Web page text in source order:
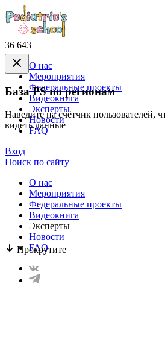
36 643
База PS по регионам
Наведите на счётчик пользователей,
видеть данные
Прокрутите
О нас
Mероприятия
Федеральные проекты
Видеокнига
Эксперты
Новости
FAQ
Вход
Поиск по сайту
О нас
Mероприятия
Федеральные проекты
Видеокнига
Эксперты
Новости
FAQ